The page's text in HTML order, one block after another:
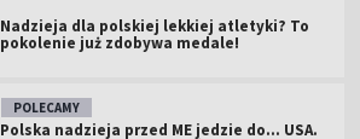
Nadzieja dla polskiej lekkiej atletyki? To
pokolenie już zdobywa medale!
POLECAMY
Polska nadzieja przed ME jedzie do... USA.